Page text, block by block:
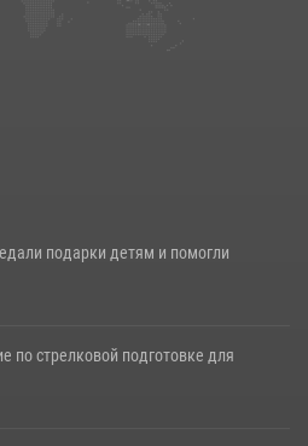
Федерации в Северо-
Виталием Кузнецовым
подарки детям и помогли
по стрелковой подготовке для